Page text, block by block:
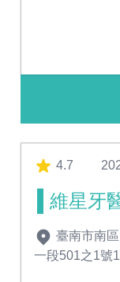
4.7
維星牙
臺南市南
一段501之1號